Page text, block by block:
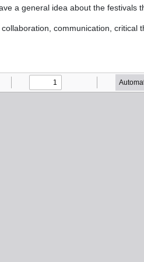
a general idea about the festivals
communication, critical